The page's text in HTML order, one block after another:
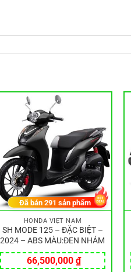
HONDA VIỆT NAM
SH MODE 125 – ĐẶC BIỆT –
2024 – ABS MÀU:ĐEN NHÁM
66,500,000₫
Đã bán 291 sản phẩm